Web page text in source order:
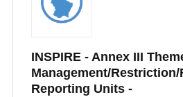
INSPIRE - Annex III
Management/
Reporting Units -